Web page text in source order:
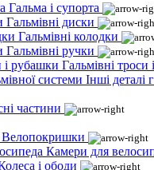
Гальма і супорта
Гальмівні диски
Гальмівні колодки
Гальмівні ручки
Гальмівні троси
Інші деталі
частини
Велопокришки
Камери для
і ободи